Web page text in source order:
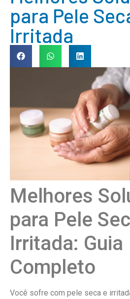
para Pele
Irritada
Melhores
para Pele
Irritada: Guia
Completo
Você sofre com pele seca e